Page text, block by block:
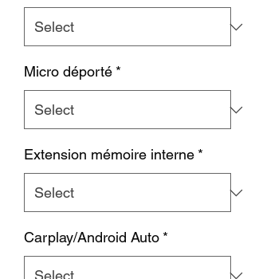
Micro déporté *
Extension mémoire interne *
Carplay/Android Auto *